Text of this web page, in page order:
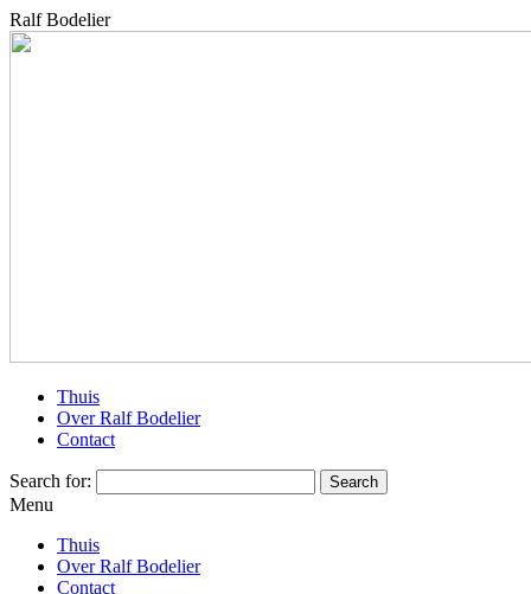
Ralf Bodelier
Thuis
Over Ralf Bodelier
Contact
Search for:
Menu
Thuis
Over Ralf Bodelier
Contact